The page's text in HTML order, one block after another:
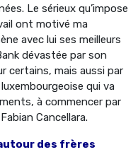
Le sérieux qu’impose
ont motivé ma
avec lui ses meilleurs
dévastée par son
certains, mais aussi par
qui va
à commencer par
Cancellara.
des frères